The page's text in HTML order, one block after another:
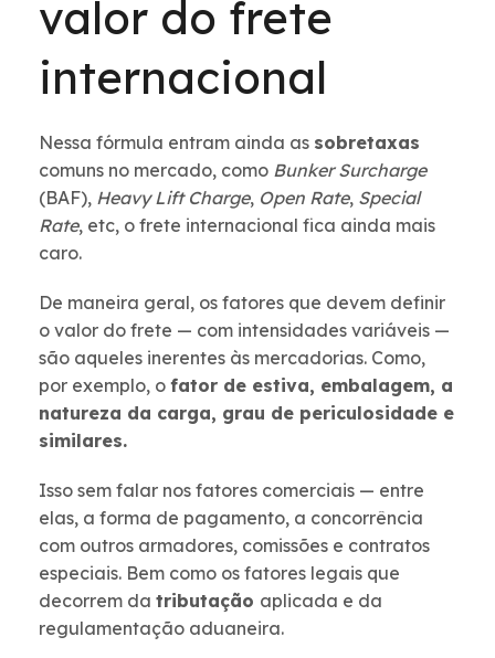
valor do frete
internacional
Nessa fórmula entram ainda as sobretaxas
comuns no mercado, como Bunker Surcharge
(BAF), Heavy Lift Charge, Open Rate, Special
Rate, etc, o frete internacional fica ainda mais
caro.
De maneira geral, os fatores que devem definir
o valor do frete — com intensidades variáveis —
são aqueles inerentes às mercadorias. Como,
por exemplo, o fator de estiva, embalagem, a
natureza da carga, grau de periculosidade e
similares.
Isso sem falar nos fatores comerciais — entre
elas, a forma de pagamento, a concorrência
com outros armadores, comissões e contratos
especiais. Bem como os fatores legais que
decorrem da tributação aplicada e da
regulamentação aduaneira.